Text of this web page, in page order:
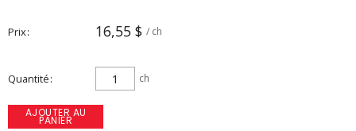
Prix 16,55 $ / ch
Quantité ch
AJOUTER AU
PANIER